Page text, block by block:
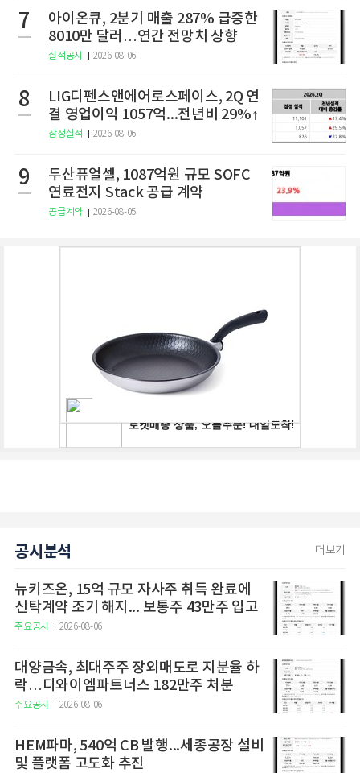
7
아이온큐, 2분기 매출 287% 급증한
8010만 달러…연간 전망치 상향
실적공시 2026-08-06
8
LIG디펜스앤에어로스페이스, 2Q 연
결 영업이익 1057억...전년비 29%↑
잠정실적 2026-08-06
9
두산퓨얼셀, 1087억원 규모 SOFC
연료전지 Stack 공급 계약
공급계약 2026-08-05
공시분석 더보기
뉴키즈온, 15억 규모 자사주 취득 완료에
신탁계약 조기 해지... 보통주 43만주 입고
주요공시 2026-08-06
대양금속, 최대주주 장외매도로 지분율 하
락…디와이엠파트너스 182만주 처분
주요공시 2026-08-06
HEM파마, 540억 CB 발행...세종공장 설비
및 플랫폼 고도화 추진